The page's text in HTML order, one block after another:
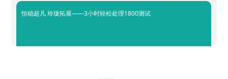
恒稳超凡 玲珑拓展——3小时轻松处理1800测试